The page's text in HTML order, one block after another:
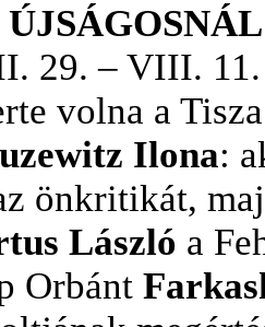
29. – VIII. 11.
volna a
Ilona:
önkritikát,
László a
Orbánt